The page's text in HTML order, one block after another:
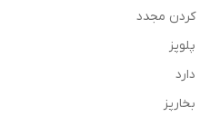
کردن مجدد
پلوپز
دارد
بخارپز